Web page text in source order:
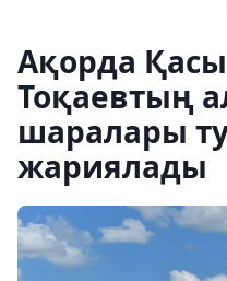
Ақорда
Тоқаевтың
шаралары
жариялады